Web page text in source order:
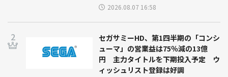
2026.08.07 16:58
セガサミーHD、第1四半期の「コンシ
ューマ」の営業益は75％減の13億
円 主力タイトルを下期投入予定 ウ
ィッシュリスト登録は好調